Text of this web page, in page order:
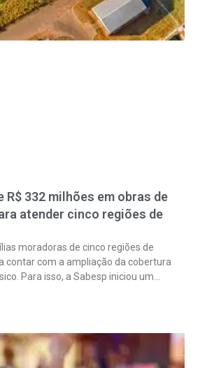
R$ 332 milhões em obras de
atender cinco regiões de
moradoras de cinco regiões de
contar com a ampliação da cobertura
Para isso, a Sabesp iniciou um